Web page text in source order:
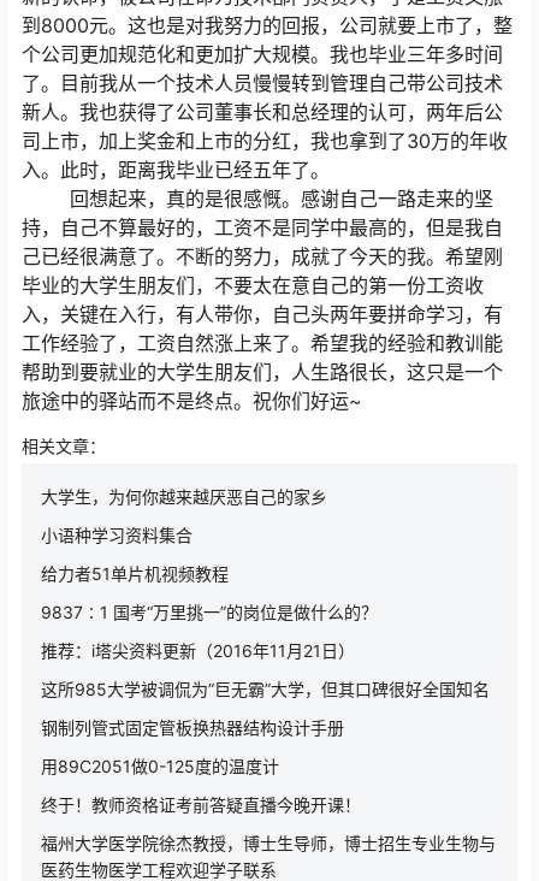
到8000元。这也是对我努力的回报，公司就要上市了，整
个公司更加规范化和更加扩大规模。我也毕业三年多时间
了。目前我从一个技术人员慢慢转到管理自己带公司技术
新人。我也获得了公司董事长和总经理的认可，两年后公
司上市，加上奖金和上市的分红，我也拿到了30万的年收
入。此时，距离我毕业已经五年了。
回想起来，真的是很感慨。感谢自己一路走来的坚
持，自己不算最好的，工资不是同学中最高的，但是我自
己已经很满意了。不断的努力，成就了今天的我。希望刚
毕业的大学生朋友们，不要太在意自己的第一份工资收
入，关键在入行，有人带你，自己头两年要拼命学习，有
工作经验了，工资自然涨上来了。希望我的经验和教训能
帮助到要就业的大学生朋友们，人生路很长，这只是一个
旅途中的驿站而不是终点。祝你们好运~
相关文章：
大学生，为何你越来越厌恶自己的家乡
小语种学习资料集合
给力者51单片机视频教程
9837∶1 国考“万里挑一”的岗位是做什么的？
推荐：i塔尖资料更新（2016年11月21日）
这所985大学被调侃为“巨无霸”大学，但其口碑很好全国知名
钢制列管式固定管板换热器结构设计手册
用89C2051做0-125度的温度计
终于！教师资格证考前答疑直播今晚开课！
福州大学医学院徐杰教授，博士生导师，博士招生专业生物与
医药生物医学工程欢迎学子联系